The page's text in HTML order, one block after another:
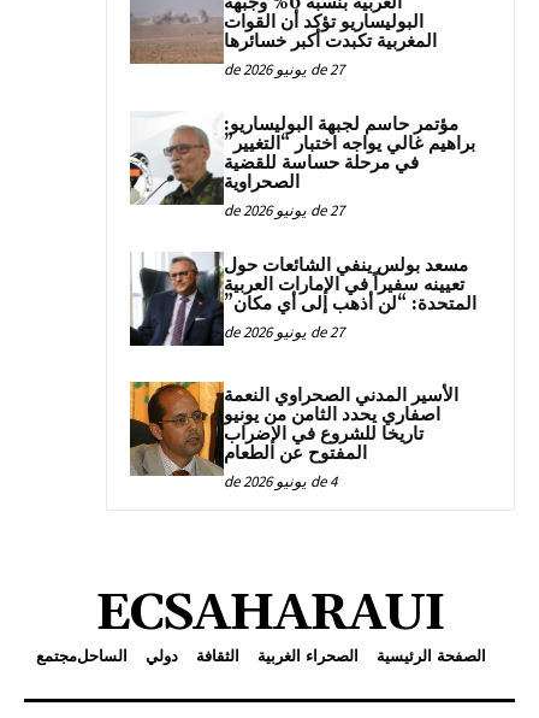
البوليساريو تؤكد أن القوات
المغربية تكبدت أكبر خسائرها
27 de يونيو de 2026
مؤتمر حاسم لجبهة البوليساريو:
براهيم غالي يواجه اختبار “التغيير”
في مرحلة حساسة للقضية
الصحراوية
27 de يونيو de 2026
مسعد بولس ينفي الشائعات حول
تعيينه سفيراً في الإمارات العربية
المتحدة: “لن أذهب إلى أي مكان”
27 de يونيو de 2026
الأسير المدني الصحراوي النعمة
اصفاري يحدد الثامن من يونيو
تاريخا للشروع في الإضراب
المفتوح عن الطعام
4 de يونيو de 2026
ECSAHARAUI
الصفحة الرئيسية الصحراء الغربية الثقافة دولي الساحلمجتمع